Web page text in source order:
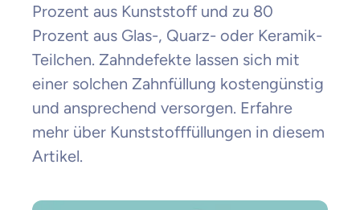
Prozent aus Kunststoff und zu 80
Prozent aus Glas-, Quarz- oder Keramik-
Teilchen. Zahndefekte lassen sich mit
einer solchen Zahnfüllung kostengünstig
und ansprechend versorgen. Erfahre
mehr über Kunststofffüllungen in diesem
Artikel.